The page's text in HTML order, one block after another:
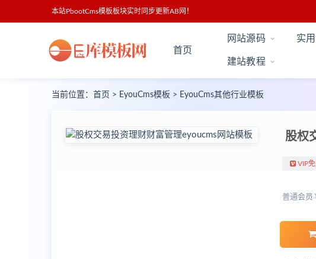
本站PbootCms模板板块实时同步更新AB网！
首页
网站源码 实
建站教程
当前位置： 首页 > EyouCms模板 > EyouCms其他行业模板
股权
VIP
普通会员